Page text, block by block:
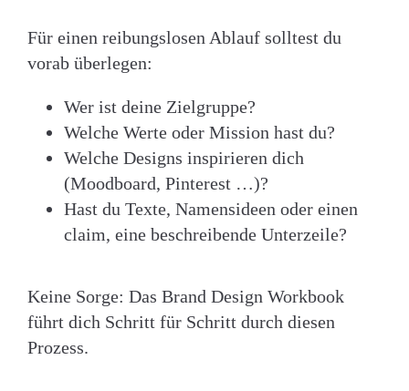
Für einen reibungslosen Ablauf solltest du
vorab überlegen:
Wer ist deine Zielgruppe?
Welche Werte oder Mission hast du?
Welche Designs inspirieren dich
(Moodboard, Pinterest …)?
Hast du Texte, Namensideen oder einen
claim, eine beschreibende Unterzeile?
Keine Sorge: Das Brand Design Workbook
führt dich Schritt für Schritt durch diesen
Prozess.